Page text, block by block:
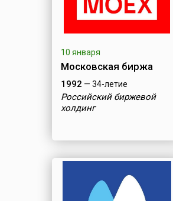
10 января
Московская биржа
1992 — 34-летие
Российский биржевой
холдинг